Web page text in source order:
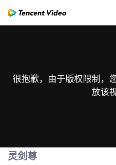
很抱歉，由于版权限制，
放该
灵剑尊